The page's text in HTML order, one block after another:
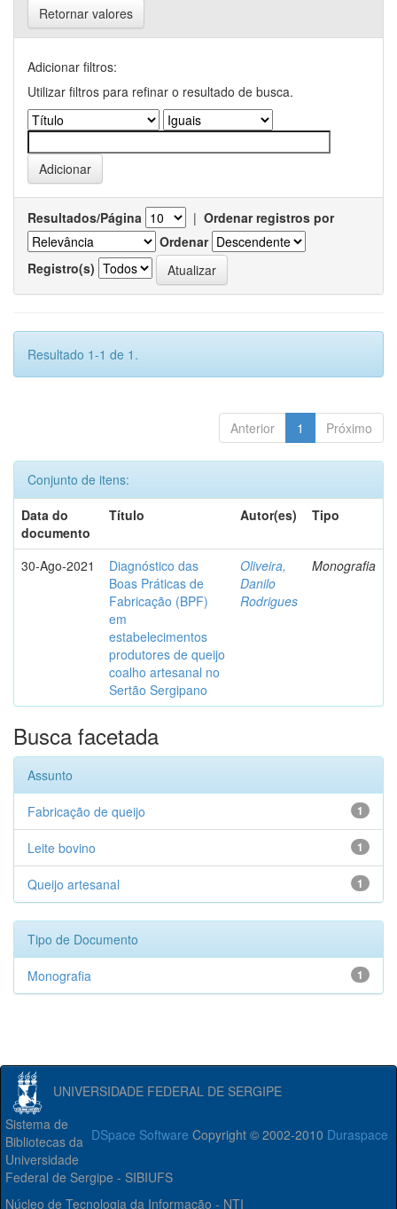
Retornar valores
Adicionar filtros:
Utilizar filtros para refinar o resultado de busca.
Resultados/Página | Ordenar registros por
Ordenar
Registro(s)
Resultado 1-1 de 1.
Anterior 1 Próximo
Conjunto de itens:
Data do
documento
Título Autor(es) Tipo
30-Ago-2021
Diagnóstico das
Boas Práticas de
Fabricação (BPF)
em
estabelecimentos
produtores de queijo
coalho artesanal no
Sertão Sergipano
Oliveira,
Danilo
Rodrigues
Monografia
Busca facetada
Assunto
1
Fabricação de queijo
1
Leite bovino
1
Queijo artesanal
Tipo de Documento
1
Monografia
UNIVERSIDADE FEDERAL DE SERGIPE
DSpace Software Copyright © 2002-2010 Duraspace
Sistema de
Bibliotecas da
Universidade
Federal de Sergipe - SIBIUFS
Núcleo de Tecnologia da Informação - NTI